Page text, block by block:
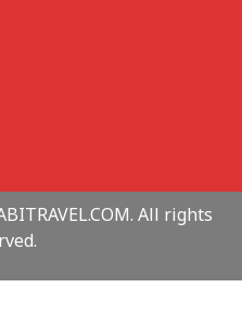
All rights